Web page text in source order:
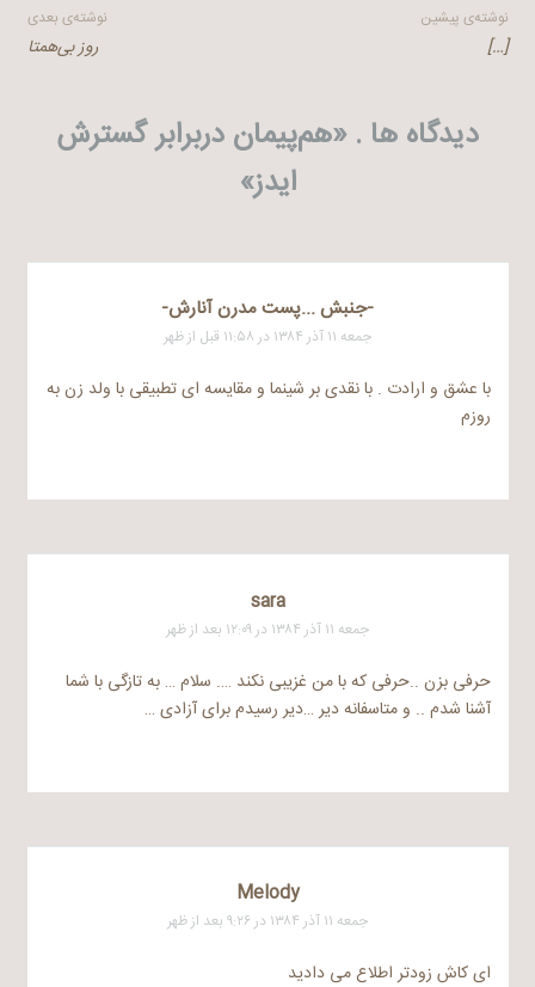
راهبری
نوشته‌ی پیشین
[…]
نوشته‌ی بعدی
روز بی‌همتا
دیدگاه ها . «هم‌پیمان دربرابر گسترش
ایدز»
-جنبش ...پست مدرن آنارش-
جمعه ۱۱ آذر ۱۳۸۴ در ۱۱:۵۸ قبل از ظهر
با عشق و ارادت . با نقدی بر شینما و مقایسه ای تطبیقی با ولد زن به
روزم
sara
جمعه ۱۱ آذر ۱۳۸۴ در ۱۲:۰۹ بعد از ظهر
حرفی بزن ..حرفی که با من غزیبی نکند …. سلام … به تازگی با شما
آشنا شدم .. و متاسفانه دیر …دیر رسیدم برای آزادی …
Melody
جمعه ۱۱ آذر ۱۳۸۴ در ۹:۲۶ بعد از ظهر
ای کاش زودتر اطلاع می دادید